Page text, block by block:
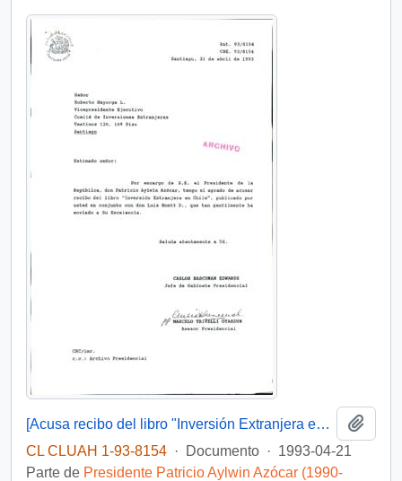
[Acusa recibo del libro "Inversión Extranjera en Chile"]
CL CLUAH 1-93-8154 · Documento · 1993-04-21
Parte de Presidente Patricio Aylwin Azócar (1990-